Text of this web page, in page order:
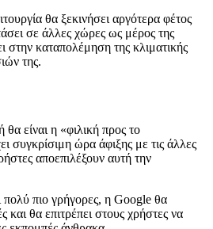
θα ξεκινήσει αργότερα φέτος
σε άλλες χώρες ως μέρος της
στην καταπολέμηση της κλιματικής
της.
είναι η «φιλική προς το
συγκρίσιμη ώρα άφιξης με τις άλλες
αποεπιλέξουν αυτή την
πολύ πιο γρήγορες, η Google θα
και θα επιτρέπει στους χρήστες να